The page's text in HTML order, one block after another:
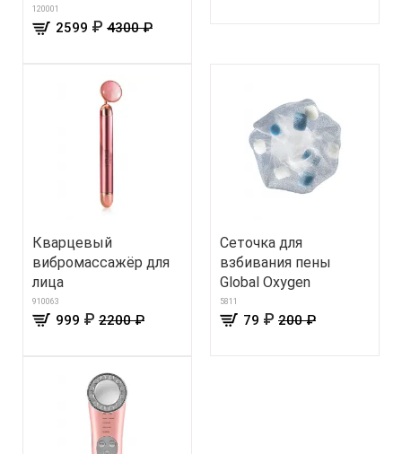
120001
2599 ₽ 4300 ₽
Кварцевый
вибромассажёр для
лица
910063
999 ₽ 2200 ₽
Сеточка для
взбивания пены
Global Oxygen
5811
79 ₽ 200 ₽